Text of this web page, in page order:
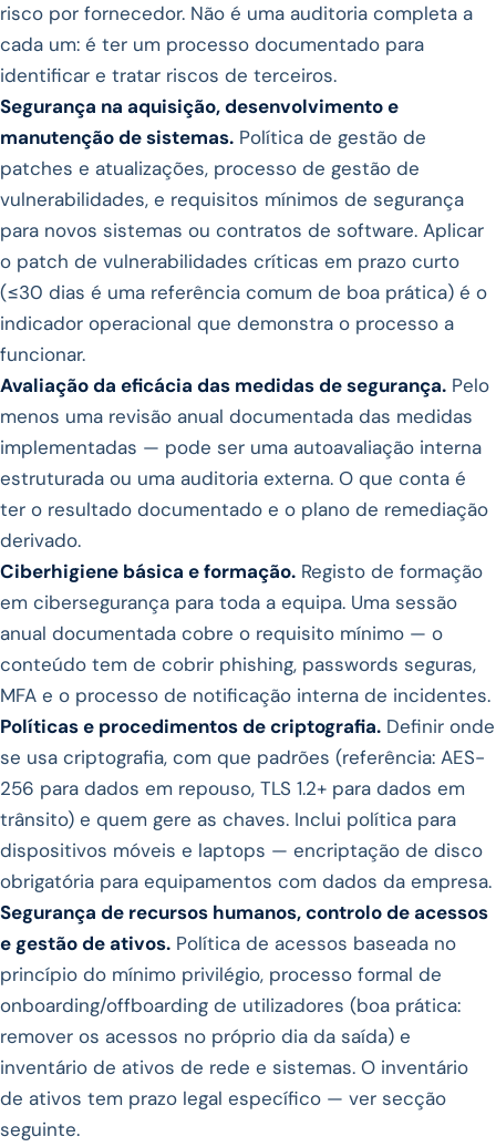
risco por fornecedor. Não é uma auditoria completa a
cada um: é ter um processo documentado para
identificar e tratar riscos de terceiros.
Segurança na aquisição, desenvolvimento e
manutenção de sistemas. Política de gestão de
patches e atualizações, processo de gestão de
vulnerabilidades, e requisitos mínimos de segurança
para novos sistemas ou contratos de software. Aplicar
o patch de vulnerabilidades críticas em prazo curto
(≤30 dias é uma referência comum de boa prática) é o
indicador operacional que demonstra o processo a
funcionar.
Avaliação da eficácia das medidas de segurança. Pelo
menos uma revisão anual documentada das medidas
implementadas — pode ser uma autoavaliação interna
estruturada ou uma auditoria externa. O que conta é
ter o resultado documentado e o plano de remediação
derivado.
Ciberhigiene básica e formação. Registo de formação
em cibersegurança para toda a equipa. Uma sessão
anual documentada cobre o requisito mínimo — o
conteúdo tem de cobrir phishing, passwords seguras,
MFA e o processo de notificação interna de incidentes.
Políticas e procedimentos de criptografia. Definir onde
se usa criptografia, com que padrões (referência: AES-
256 para dados em repouso, TLS 1.2+ para dados em
trânsito) e quem gere as chaves. Inclui política para
dispositivos móveis e laptops — encriptação de disco
obrigatória para equipamentos com dados da empresa.
Segurança de recursos humanos, controlo de acessos
e gestão de ativos. Política de acessos baseada no
princípio do mínimo privilégio, processo formal de
onboarding/offboarding de utilizadores (boa prática:
remover os acessos no próprio dia da saída) e
inventário de ativos de rede e sistemas. O inventário
de ativos tem prazo legal específico — ver secção
seguinte.